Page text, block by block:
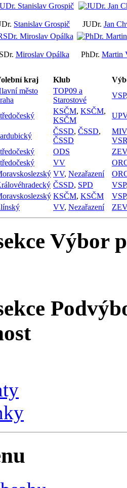
Stanislav Grospič JUDr. Jan
Miroslav Opálka PhDr. Martin
kraj Klub
město
TOP09 a
Starostové
VSP
KSČM, KSČM,
KSČM
UPV
ČSSD, ČSSD,
ČSSD
MIV
ODS
ZEV
VV
VV, Nezařazení
ČSSD, SPD VSP
KSČM, KSČM VSP
VV, Nezařazení ZEV
Výbor